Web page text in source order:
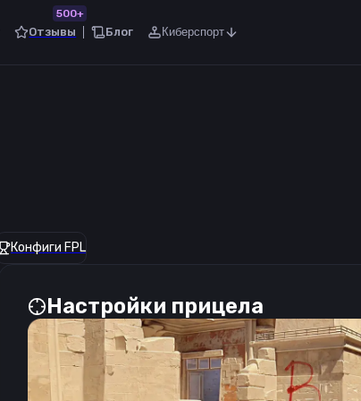
Отзывы
500+
Блог Киберспорт
Конфиги FPL
Настройки прицела